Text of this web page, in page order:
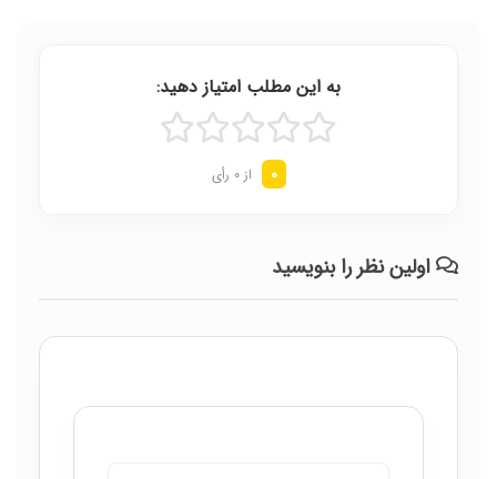
به این مطلب امتیاز دهید:
0 از 0 رأی
اولین نظر را بنویسید